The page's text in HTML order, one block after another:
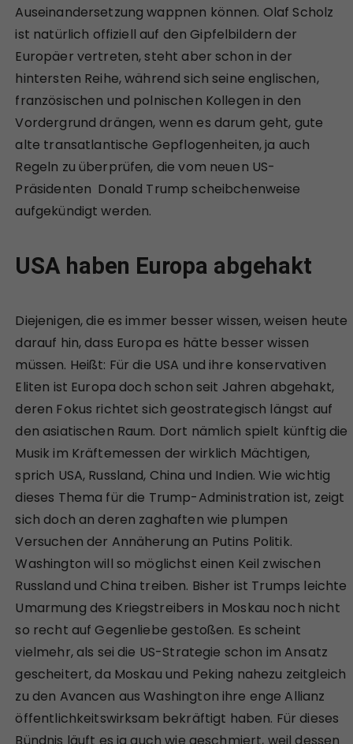
Auseinandersetzung wappnen können. Olaf Scholz
ist natürlich offiziell auf den Gipfelbildern der
Europäer vertreten, steht aber schon in der
hintersten Reihe, während sich seine englischen,
französischen und polnischen Kollegen in den
Vordergrund drängen, wenn es darum geht, gute
alte transatlantische Gepflogenheiten, ja auch
Regeln zu überprüfen, die vom neuen US-
Präsidenten Donald Trump scheibchenweise
aufgekündigt werden.
USA haben Europa abgehakt
Diejenigen, die es immer besser wissen, weisen heute
darauf hin, dass Europa es hätte besser wissen
müssen. Heißt: Für die USA und ihre konservativen
Eliten ist Europa doch schon seit Jahren abgehakt,
deren Fokus richtet sich geostrategisch längst auf
den asiatischen Raum. Dort nämlich spielt künftig die
Musik im Kräftemessen der wirklich Mächtigen,
sprich USA, Russland, China und Indien. Wie wichtig
dieses Thema für die Trump-Administration ist, zeigt
sich doch an deren zaghaften wie plumpen
Versuchen der Annäherung an Putins Politik.
Washington will so möglichst einen Keil zwischen
Russland und China treiben. Bisher ist Trumps leichte
Umarmung des Kriegstreibers in Moskau noch nicht
so recht auf Gegenliebe gestoßen. Es scheint
vielmehr, als sei die US-Strategie schon im Ansatz
gescheitert, da Moskau und Peking nahezu zeitgleich
zu den Avancen aus Washington ihre enge Allianz
öffentlichkeitswirksam bekräftigt haben. Für dieses
Bündnis läuft es ja auch wie geschmiert, weil dessen